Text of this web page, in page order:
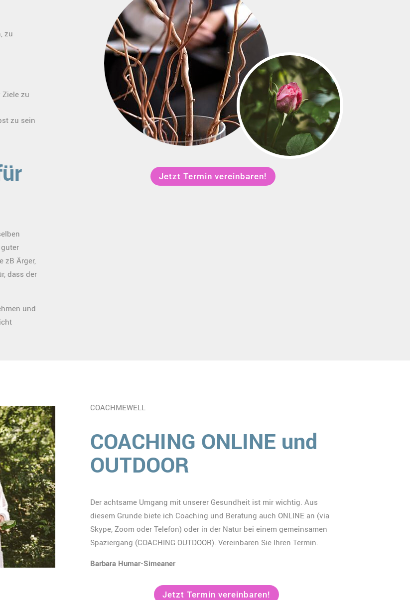
zu
zu
zu sein
zB Ärger,
dass der
und
Jetzt Termin vereinbaren!
COACHMEWELL
COACHING ONLINE und
OUTDOOR
Der achtsame Umgang mit unserer Gesundheit ist mir wichtig. Aus
diesem Grunde biete ich Coaching und Beratung auch ONLINE an (via
Skype, Zoom oder Telefon) oder in der Natur bei einem gemeinsamen
Spaziergang (COACHING OUTDOOR). Vereinbaren Sie Ihren Termin.
Barbara Humar-Simeaner
Jetzt Termin vereinbaren!